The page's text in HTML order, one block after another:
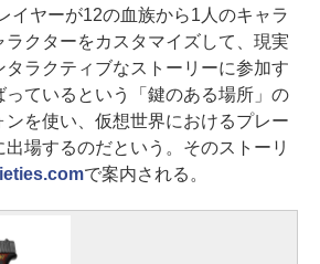
イヤーが12の血族から1人のキャラ
ラクターをカスタマイズして、現実
ラクティブなストーリーに参加す
っているという「鍵のある場所」の
を使い、仮想世界におけるプレー
場するのだという。そのストーリ
で案内される。